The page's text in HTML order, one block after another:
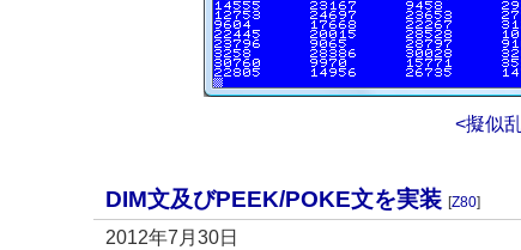
<擬似
DIM文及びPEEK/POKE文を実装 [Z80]
2012年7月30日